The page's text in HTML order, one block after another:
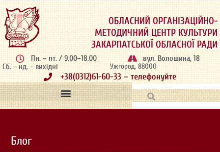
ОБЛАСНИЙ ОРГАНІЗАЦІЙНО-
МЕТОДИЧНИЙ ЦЕНТР КУЛЬТУРИ
ЗАКАРПАТСЬКОЇ ОБЛАСНОЇ РАДИ
Пн. – пт. / 9.00–18.00
Сб. – нд. – вихідні
вул. Волошина, 18
Ужгород, 88000
+38(0312)61-60-33 – телефонуйте
Блог